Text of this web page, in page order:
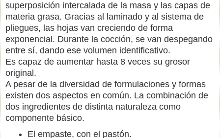
superposición intercalada de la masa y las capas de
materia grasa. Gracias al laminado y al sistema de
pliegues, las hojas van creciendo de forma
exponencial. Durante la cocción, se van despegando
entre sí, dando ese volumen identificativo.
Es capaz de aumentar hasta 8 veces su grosor
original.
A pesar de la diversidad de formulaciones y formas
existen dos aspectos en común. La combinación de
dos ingredientes de distinta naturaleza como
componente básico.
El empaste, con el pastón.